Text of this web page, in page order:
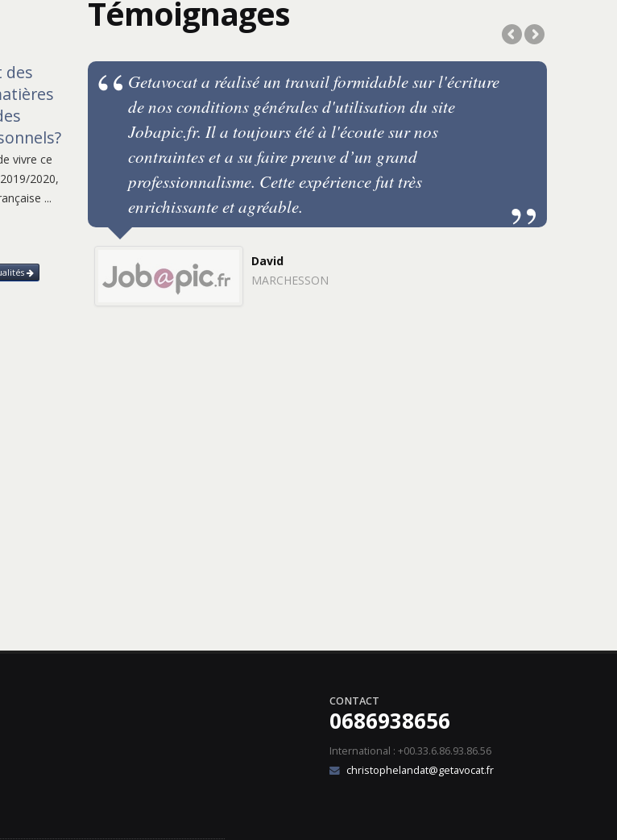
des
vivre ce
2020,
...
Témoignages
Getavocat a réalisé un travail formidable sur l'écriture
de nos conditions générales d'utilisation du site
Jobapic.fr. Il a toujours été à l'écoute sur nos
contraintes et a su faire preuve d’un grand
professionnalisme. Cette expérience fut très
enrichissante et agréable.
David
MARCHESSON
CONTACT
0686938656
International : +00.33.6.86.93.86.56
christophelandat@getavocat.fr